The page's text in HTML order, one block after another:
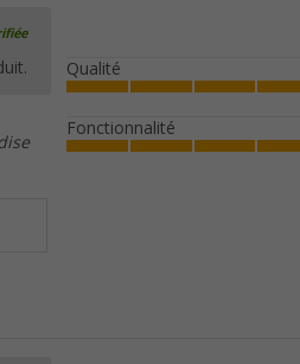
Qualité
Fonctionnalité